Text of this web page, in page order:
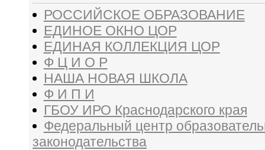
РОССИЙСКОЕ ОБРАЗОВАНИЕ
ЕДИНОЕ ОКНО ЦОР
ЕДИНАЯ КОЛЛЕКЦИЯ ЦОР
Ф Ц И О Р
НАША НОВАЯ ШКОЛА
Ф И П И
ГБОУ ИРО Краснодарского края
Федеральный центр
законодательства